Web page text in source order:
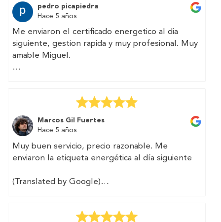
pedro picapiedra
Hace 5 años
Me enviaron el certificado energetico al dia
siguiente, gestion rapida y muy profesional. Muy
amable Miguel.
day, fast and very professional management.
Very kind Miguel.
Marcos Gil Fuertes
Hace 5 años
Muy buen servicio, precio razonable. Me
enviaron la etiqueta energética al día siguiente
(Translated by Google)